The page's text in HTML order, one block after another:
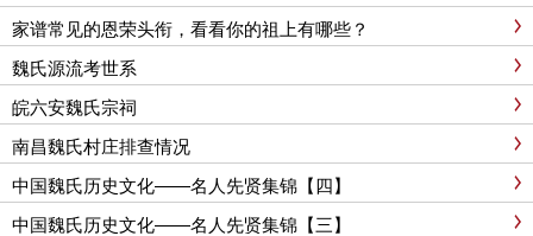
家谱常见的恩荣头衔，看看你的祖上有哪些？
魏氏源流考世系
皖六安魏氏宗祠
南昌魏氏村庄排查情况
中国魏氏历史文化——名人先贤集锦【四】
中国魏氏历史文化——名人先贤集锦【三】